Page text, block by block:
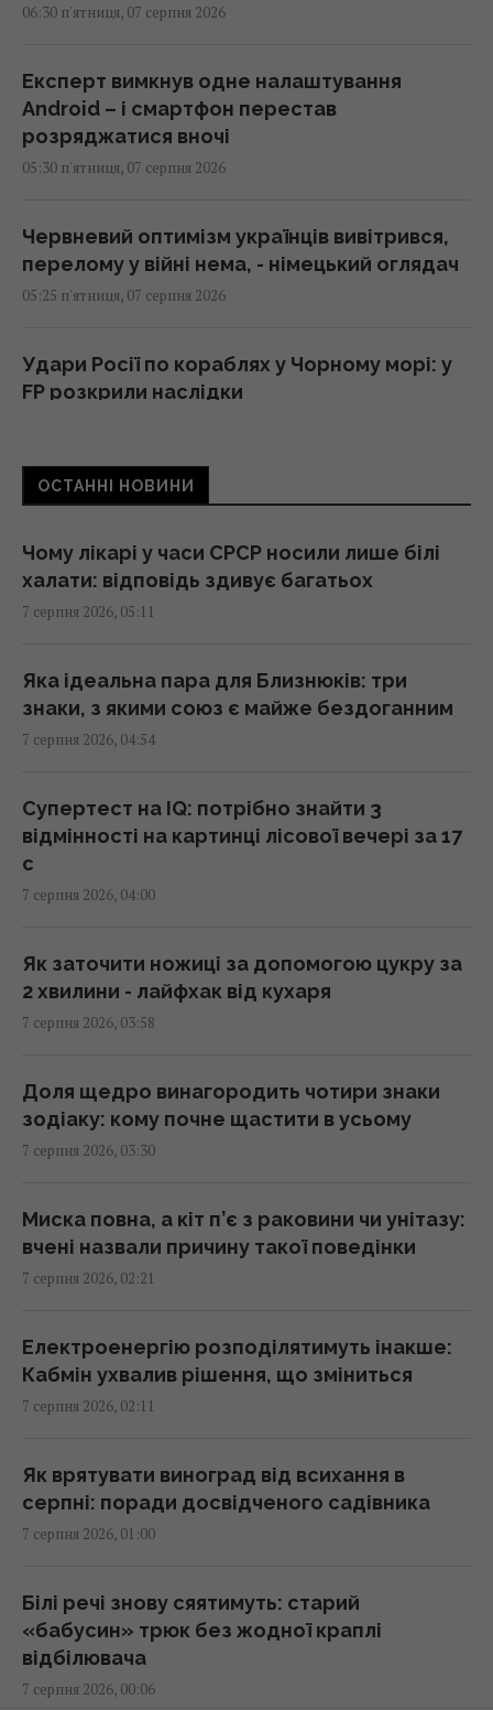
06:30 п'ятниця, 07 серпня 2026
Експерт вимкнув одне налаштування
Android – і смартфон перестав
розряджатися вночі
05:30 п'ятниця, 07 серпня 2026
Червневий оптимізм українців вивітрився,
перелому у війні нема, - німецький оглядач
05:25 п'ятниця, 07 серпня 2026
Удари Росії по кораблях у Чорному морі: у
FP розкрили наслідки
214 мільйонів років тому астероїд залишив
04:31 п'ятниця, 07 серпня 2026
У чому полягає користь волоських горіхів
03:28 п'ятниця, 07 серпня 2026
В Генштабі ЗСУ повідомили, на яку суму
допомоги
02:52 п'ятниця, 07 серпня 2026
Кинджал Тутанхамона виявився викуваним
02:26 п'ятниця, 07 серпня 2026
США запровадили нові санкції проти Куби
02:05 п'ятниця, 07 серпня 2026
Як вибратися з багнюки на автомобілі:
може допомогти
01:23 п'ятниця, 07 серпня 2026
ексчиновниця НАТО про надання ракет
Україні
01:19 п'ятниця, 07 серпня 2026
Одне налаштування, яке варто змінити всім
власникам нових телевізорів
00:25 п'ятниця, 07 серпня 2026
"Нам самим потрібні": Трамп відреагував на
прохання Зеленського надати ракети до
Patriot
00:22 п'ятниця, 07 серпня 2026
ОСТАННІ НОВИНИ
Чому лікарі у часи СРСР носили лише білі
халати: відповідь здивує багатьох
7 серпня 2026, 05:11
Яка ідеальна пара для Близнюків: три
знаки, з якими союз є майже бездоганним
7 серпня 2026, 04:54
Супертест на IQ: потрібно знайти 3
відмінності на картинці лісової вечері за 17
с
7 серпня 2026, 04:00
Як заточити ножиці за допомогою цукру за
2 хвилини - лайфхак від кухаря
7 серпня 2026, 03:58
Доля щедро винагородить чотири знаки
зодіаку: кому почне щастити в усьому
7 серпня 2026, 03:30
Миска повна, а кіт п’є з раковини чи унітазу:
вчені назвали причину такої поведінки
7 серпня 2026, 02:21
Електроенергію розподілятимуть інакше:
Кабмін ухвалив рішення, що зміниться
7 серпня 2026, 02:11
Як врятувати виноград від всихання в
серпні: поради досвідченого садівника
7 серпня 2026, 01:00
Білі речі знову сяятимуть: старий
«бабусин» трюк без жодної краплі
відбілювача
7 серпня 2026, 00:06